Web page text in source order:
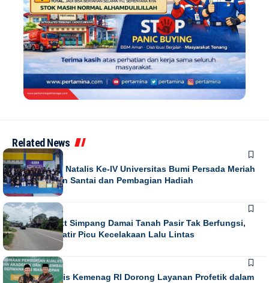
Related News
NEWS
Puncak Dies Natalis Ke-IV Universitas Bumi Persada Meriah
dengan Jalan Santai dan Pembagian Hadiah
NEWS
Running Text Simpang Damai Tanah Pasir Tak Berfungsi,
Warga Khawatir Picu Kecelakaan Lalu Lintas
NEWS
Direktur Diktis Kemenag RI Dorong Layanan Profetik dalam